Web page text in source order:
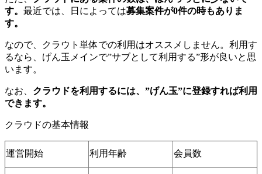
す。 最近では、日によっては募集案件が0件の時もありま
す。
なので、クラウト単体での利用はオススメしません。利用す
るなら、げん玉メインで”サブとして利用する”形が良いと思
います。
なお、 クラウドを利用するには、”げん玉”に登録すれば利用
できます。
クラウドの基本情報
運営開始 利用年齢 会員数